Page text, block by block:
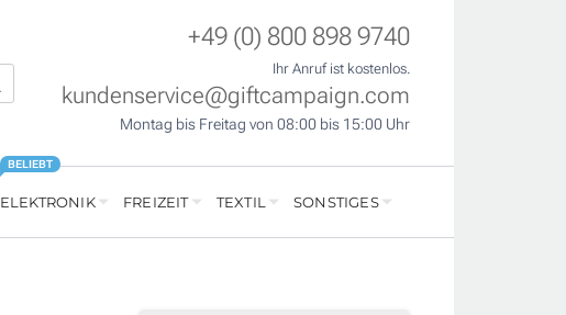
+49 (0) 800 898 9740
Ihr Anruf ist kostenlos.
kundenservice@giftcampaign.com
Montag bis Freitag von 08:00 bis 15:00 Uhr
ELEKTRONIK
BELIEBT
FREIZEIT TEXTIL SONSTIGES